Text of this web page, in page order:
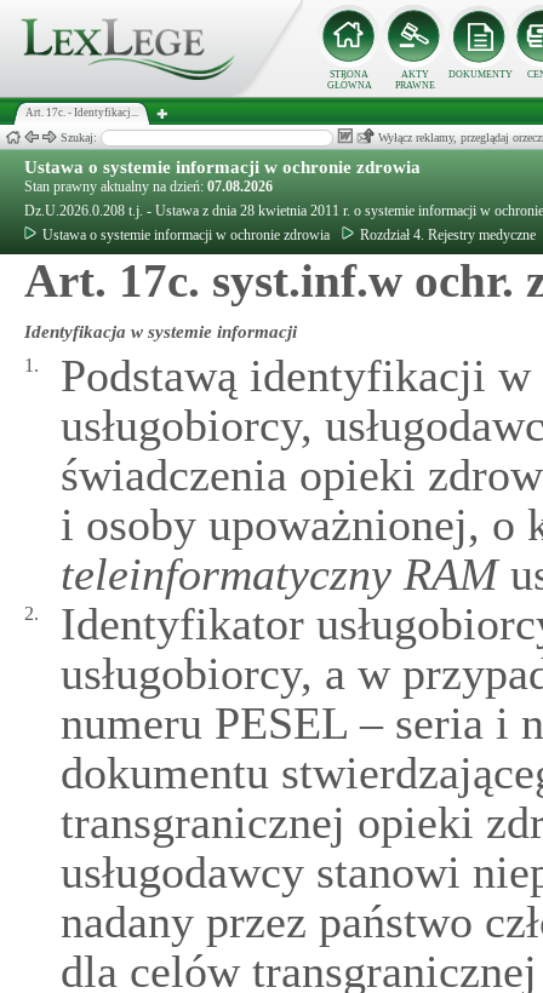
STRONA
GŁÓWNA
AKTY
PRAWNE
DOKUMENTY
Art. 17c. - Identyfikacj...
Szukaj: Wyłącz reklamy, przeglądaj
Ustawa o systemie informacji w ochronie zdrowia
Stan prawny aktualny na dzień: 07.08.2026
Dz.U.2026.0.208 t.j. - Ustawa z dnia 28 kwietnia 2011 r. o systemie informacji w
Ustawa o systemie informacji w ochronie zdrowia
Rozdział 4. Rejestry medyczne
Art. 17c. syst.inf.w ochr.
Identyfikacja w systemie informacji
1.
Podstawą identyfikacji
usługobiorcy,
świadczenia opieki
i osoby upoważnionej, o
teleinformatyczny RAM
2.
Identyfikator
usługobiorcy, a w
numeru PESEL – seria i
dokumentu
transgranicznej opieki
usługodawcy stanowi
nadany przez państwo
dla celów